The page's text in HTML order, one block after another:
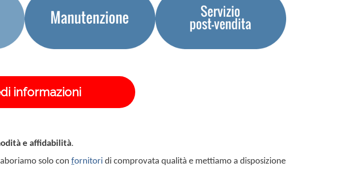
informazioni
e affidabilità.
solo con fornitori di comprovata qualità e mettiamo a disposizione